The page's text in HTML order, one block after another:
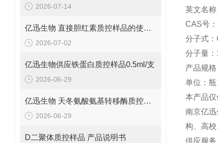
2026-07-14
亿迅生物 直接胆红素质控样品的使用方法
2026-07-02
亿迅生物供应铁蛋白质控样品0.5ml/支
2026-06-29
亿迅生物 天冬氨酸氨基转移酶质控样品的质控靶值是多少呢？
2026-06-29
D二聚体质控样品 产品说明书
英文名
CAS号
分子式
分子量
产品规
单位：瓶
本产品
南京亿
构、高
供应服